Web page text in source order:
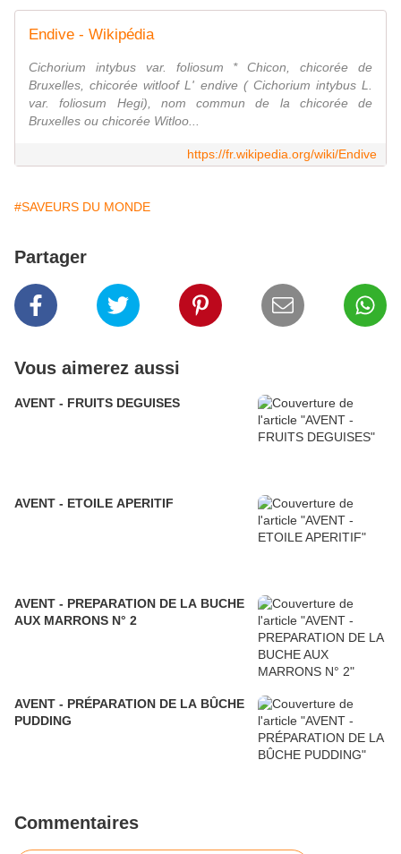
Endive - Wikipédia
Cichorium intybus var. foliosum * Chicon, chicorée de
Bruxelles, chicorée witloof L' endive ( Cichorium intybus L.
var. foliosum Hegi), nom commun de la chicorée de
Bruxelles ou chicorée Witloo...
https://fr.wikipedia.org/wiki/Endive
#SAVEURS DU MONDE
Partager
Vous aimerez aussi
AVENT - FRUITS DEGUISES
AVENT - ETOILE APERITIF
AVENT - PREPARATION DE LA BUCHE
AUX MARRONS N° 2
AVENT - PRÉPARATION DE LA BÛCHE
PUDDING
Commentaires